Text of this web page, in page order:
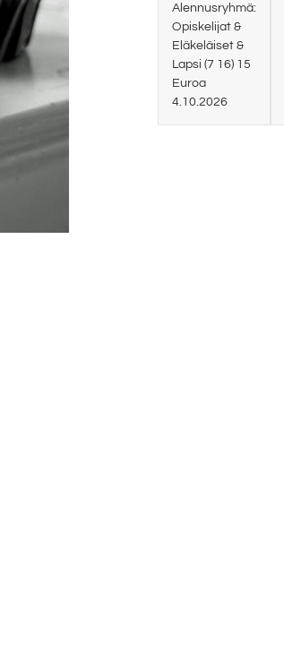
Alennusryhmä:
Opiskelijat &
Eläkeläiset &
Lapsi (7 16) 15
Euroa
4.10.2026